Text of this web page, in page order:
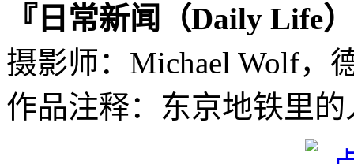
『日常新闻（Daily Life
摄影师：Michael Wolf，
作品注释：东京地铁里的